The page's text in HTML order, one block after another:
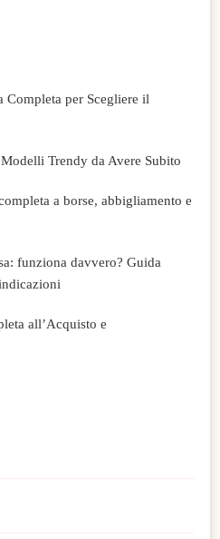
Completa per Scegliere il
Trendy da Avere Subito
a borse, abbigliamento e
funziona davvero? Guida
all’Acquisto e